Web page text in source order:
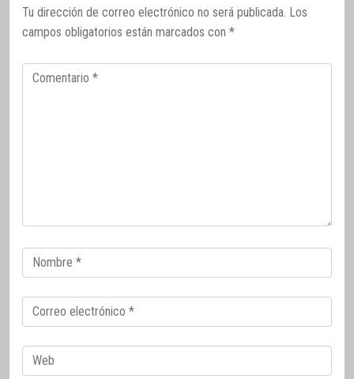
Tu dirección de correo electrónico no será publicada. Los
campos obligatorios están marcados con *
Comentario
Correo
electrónico
Correo
electrónico
Web